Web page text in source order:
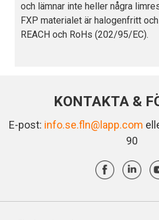
och lämnar inte heller några
FXP materialet är halogenfritt
REACH och RoHs (202/95/EC).
KONTAKTA &
E-post: info.se.fln@lapp.com
90